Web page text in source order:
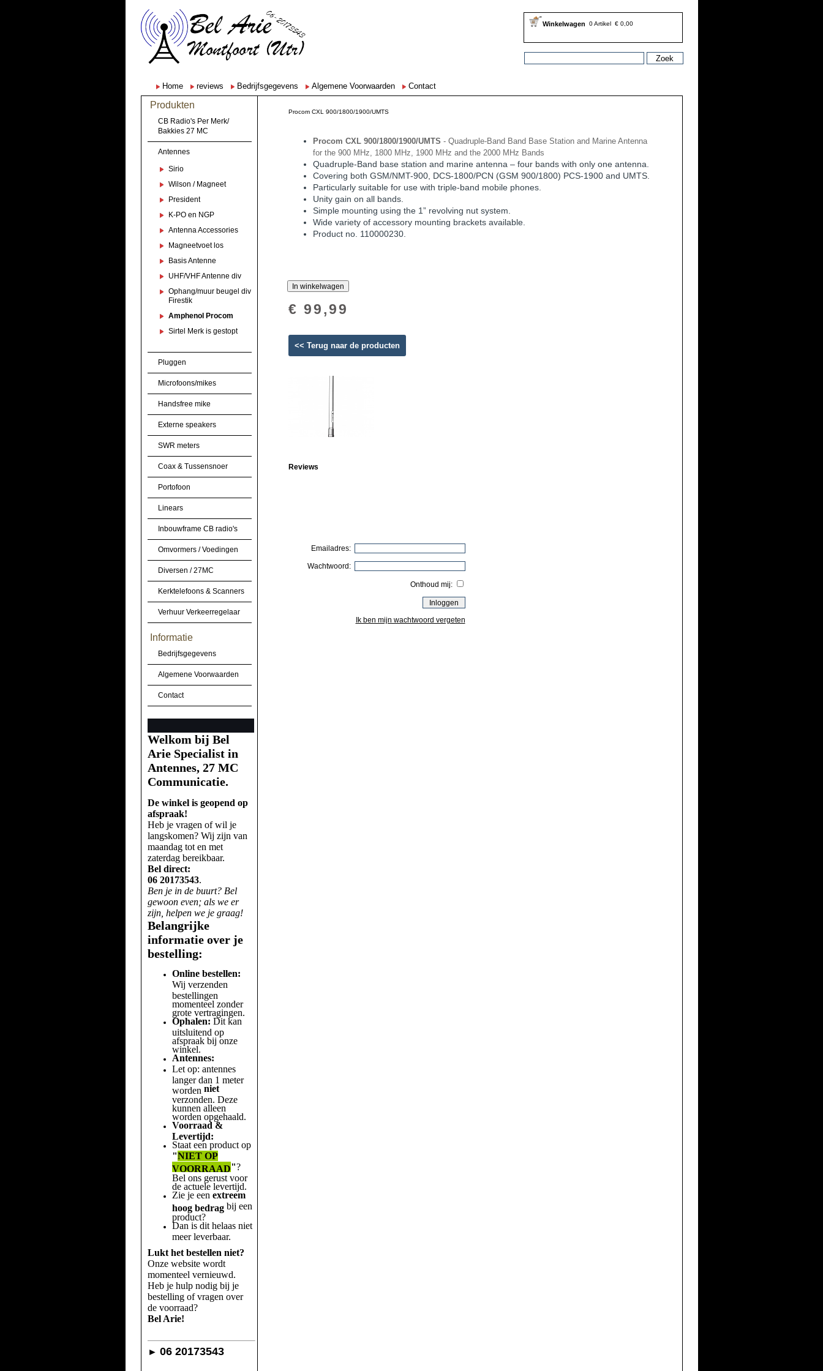
Winkelwagen 0 Artikel € 0,00
Home reviews Bedrijfsgegevens Algemene Voorwaarden Contact
Produkten
CB Radio's Per Merk/
Bakkies 27 MC
Antennes
Sirio
Wilson / Magneet
President
K-PO en NGP
Antenna Accessories
Magneetvoet los
Basis Antenne
UHF/VHF Antenne div
Ophang/muur beugel div
Firestik
Amphenol Procom
Sirtel Merk is gestopt
Pluggen
Microfoons/mikes
Handsfree mike
Externe speakers
SWR meters
Coax & Tussensnoer
Portofoon
Linears
Inbouwframe CB radio's
Omvormers / Voedingen
Diversen / 27MC
Kerktelefoons & Scanners
Verhuur Verkeerregelaar
Informatie
Bedrijfsgegevens
Algemene Voorwaarden
Contact
Welkom bij Bel
Arie Specialist in
Antennes, 27 MC
Communicatie.
De winkel is geopend op
afspraak!
Heb je vragen of wil je
langskomen? Wij zijn van
maandag tot en met
zaterdag bereikbaar.
Bel direct:
06 20173543.
Ben je in de buurt? Bel
gewoon even; als we er
zijn, helpen we je graag!
Belangrijke
informatie over je
bestelling:
Online bestellen:
Wij verzenden
bestellingen
momenteel zonder
grote vertragingen.
Ophalen: Dit kan
uitsluitend op
afspraak bij onze
winkel.
Antennes:
Let op: antennes
langer dan 1 meter
worden niet
verzonden. Deze
kunnen alleen
worden opgehaald.
Voorraad &
Levertijd:
Staat een product op
"NIET OP
VOORRAAD"?
Bel ons gerust voor
de actuele levertijd.
Zie je een extreem
hoog bedragbij een
product?
Dan is dit helaas niet
meer leverbaar.
Lukt het bestellen niet?
Onze website wordt
momenteel vernieuwd.
Heb je hulp nodig bij je
bestelling of vragen over
de voorraad?
Bel Arie!
► 06 20173543
Procom CXL 900/1800/1900/UMTS
Procom CXL 900/1800/1900/UMTS - Quadruple-Band Band Base Station and Marine Antenna
for the 900 MHz, 1800 MHz, 1900 MHz and the 2000 MHz Bands
Quadruple-Band base station and marine antenna – four bands with only one antenna.
Covering both GSM/NMT-900, DCS-1800/PCN (GSM 900/1800) PCS-1900 and UMTS.
Particularly suitable for use with triple-band mobile phones.
Unity gain on all bands.
Simple mounting using the 1” revolving nut system.
Wide variety of accessory mounting brackets available.
Product no. 110000230.
€ 99,99
<< Terug naar de producten
Reviews
Emailadres:
Wachtwoord:
Onthoud mij:
Ik ben mijn wachtwoord vergeten